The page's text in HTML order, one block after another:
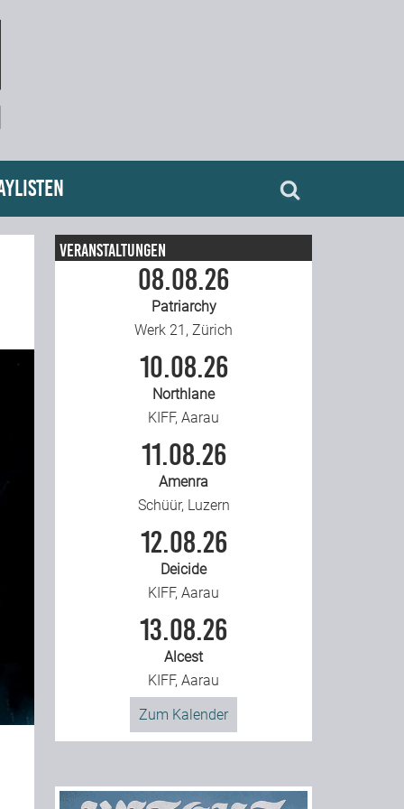
Veranstaltungen
08.08.26
Patriarchy
Werk 21, Zürich
10.08.26
Northlane
KIFF, Aarau
11.08.26
Amenra
Schüür, Luzern
12.08.26
Deicide
KIFF, Aarau
13.08.26
Alcest
KIFF, Aarau
Zum Kalender